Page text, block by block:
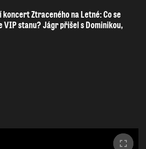
koncert Ztraceného na Letné: Co se
VIP stanu? Jágr přišel s Dominikou,